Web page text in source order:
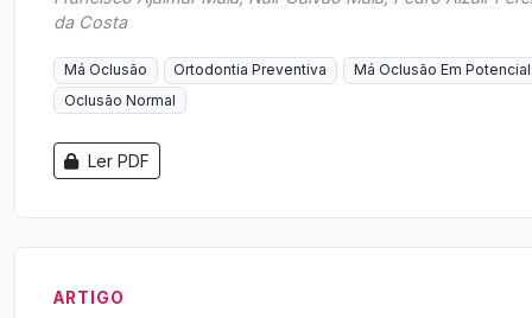
da Costa
Má Oclusão Ortodontia Preventiva
Má Oclusão Em Potencial
Oclusão Normal
Ler PDF
ARTIGO